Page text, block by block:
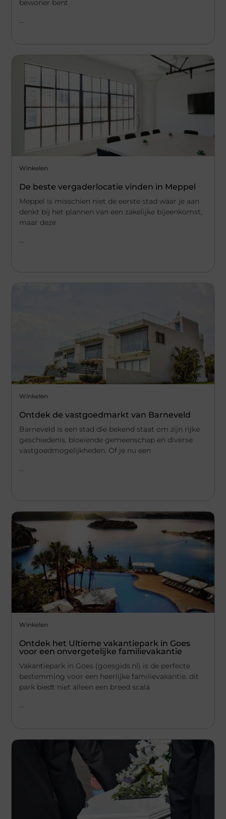
bewoner bent
...
Winkelen
De beste vergaderlocatie vinden in Meppel
Meppel is misschien niet de eerste stad waar je aan
denkt bij het plannen van een zakelijke bijeenkomst,
maar deze
...
Winkelen
Ontdek de vastgoedmarkt van Barneveld
Barneveld is een stad die bekend staat om zijn rijke
geschiedenis, bloeiende gemeenschap en diverse
vastgoedmogelijkheden. Of je nu een
...
Winkelen
Ontdek het Ultieme vakantiepark in Goes
voor een onvergetelijke familievakantie
Vakantiepark in Goes (goesgids.nl) is de perfecte
bestemming voor een heerlijke familievakantie. dit
park biedt niet alleen een breed scala
...